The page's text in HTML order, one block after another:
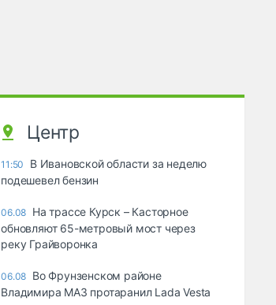
Центр
11:50
В Ивановской области за неделю
подешевел бензин
06.08 На трассе Курск – Касторное
обновляют 65-метровый мост через
реку Грайворонка
06.08 Во Фрунзенском районе
Владимира МАЗ протаранил Lada Vesta